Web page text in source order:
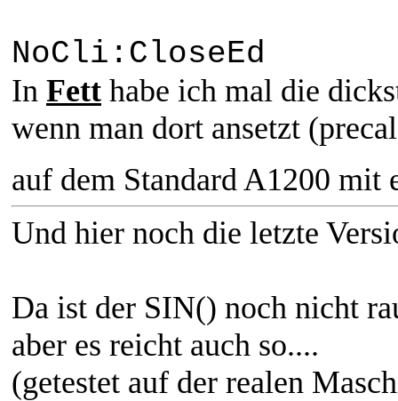
NoCli:CloseEd
In Fett habe ich mal die
wenn man dort ansetzt
auf dem Standard A1200
Und hier noch die letzte
Da ist der SIN() noch nicht
aber es reicht auch so....
(getestet auf der realen